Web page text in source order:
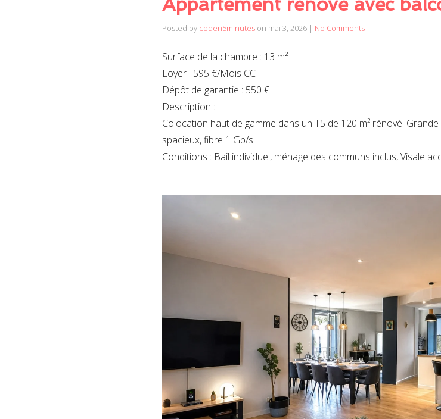
Posted by coden5minutes on mai 3, 2026 | No Comments
Surface de la chambre : 13 m²
Loyer : 595 €/Mois CC
Dépôt de garantie : 550 €
Description :
Colocation haut de gamme dans un T5 de 120 m² rénové.
spacieux, fibre 1 Gb/s.
Conditions : Bail individuel, ménage des communs inclus, Visale